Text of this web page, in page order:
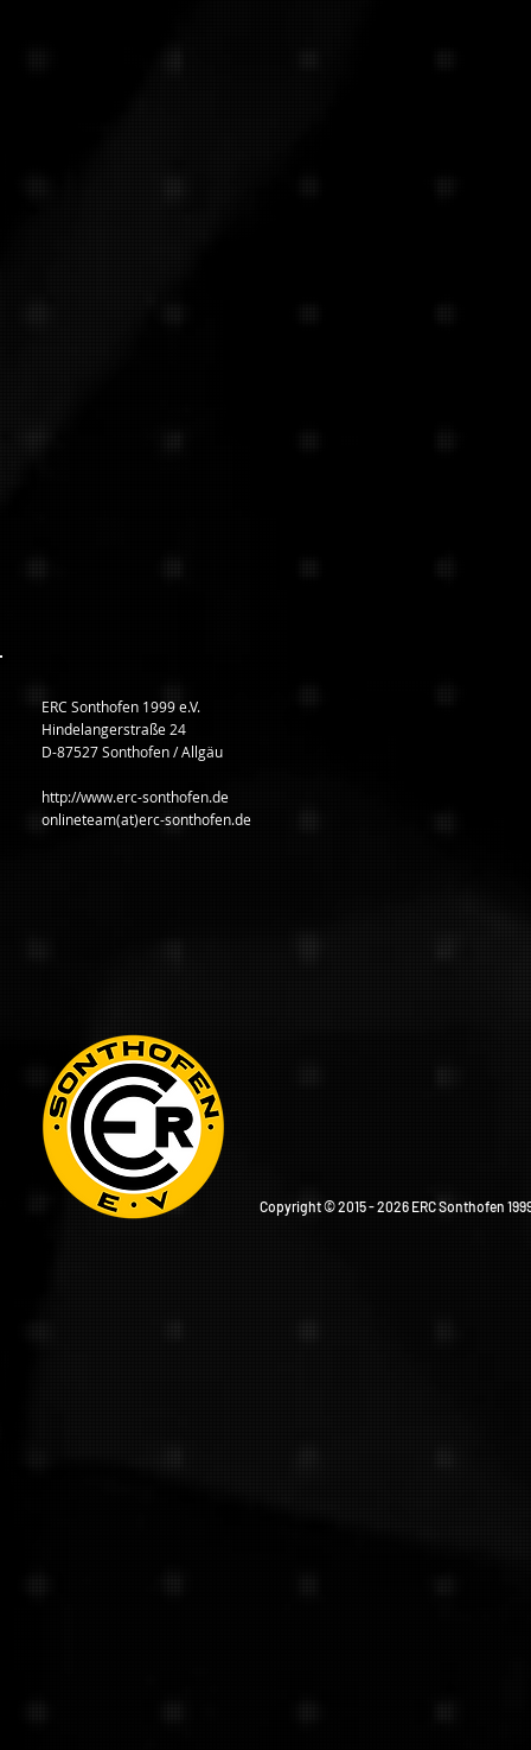
ERC Sonthofen 1999 e.V.
Hindelangerstraße 24
D-87527 Sonthofen / Allgäu
http://www.erc-sonthofen.de
onlineteam(at)erc-sonthofen.de
Copyright © 2015 - 2026 ERC Sonthofen